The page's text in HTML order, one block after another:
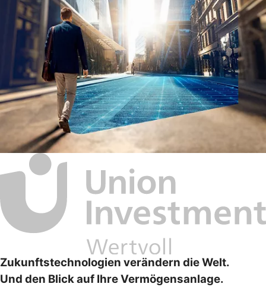
Zukunftstechnologien verändern die Welt.
Und den Blick auf Ihre Vermögensanlage.